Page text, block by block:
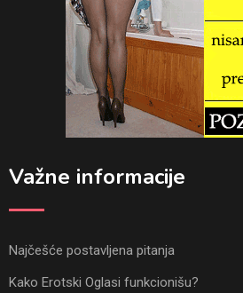
Važne informacije
Najčešće postavljena pitanja
Kako Erotski Oglasi funkcionišu?